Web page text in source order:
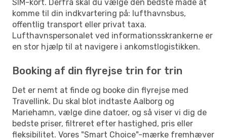
SIM-kort. Derfra skal du vælge den bedste måde at
komme til din indkvartering på: lufthavnsbus,
offentlig transport eller privat taxa.
Lufthavnspersonalet ved informationsskrankerne er
en stor hjælp til at navigere i ankomstlogistikken.
Booking af din flyrejse trin for trin
Det er nemt at finde og booke din flyrejse med
Travellink. Du skal blot indtaste Aalborg og
Mariehamn, vælge dine datoer, og så viser vi dig de
bedste priser, filtreret efter hastighed, pris eller
fleksibilitet. Vores "Smart Choice"-mærke fremhæver